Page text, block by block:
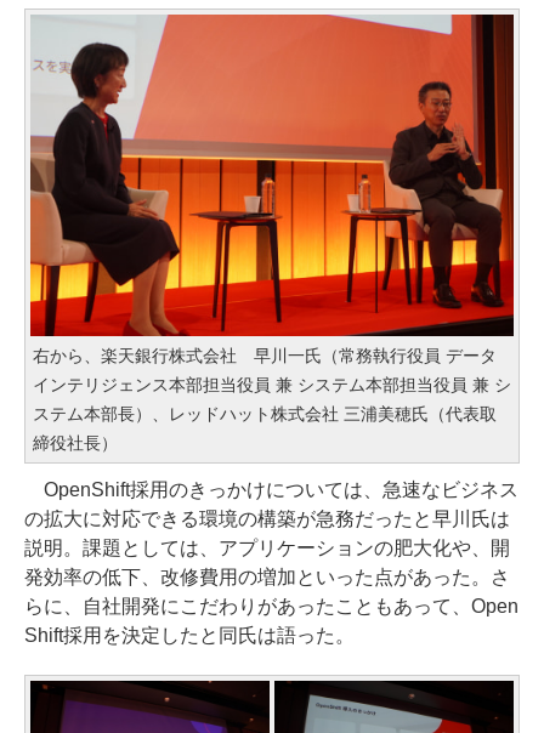
右から、楽天銀行株式会社 早川一氏（常務執行役員 データ
インテリジェンス本部担当役員 兼 システム本部担当役員 兼 シ
ステム本部長）、レッドハット株式会社 三浦美穂氏（代表取
締役社長）
OpenShift採用のきっかけについては、急速なビジネス
の拡大に対応できる環境の構築が急務だったと早川氏は
説明。課題としては、アプリケーションの肥大化や、開
発効率の低下、改修費用の増加といった点があった。さ
らに、自社開発にこだわりがあったこともあって、Open
Shift採用を決定したと同氏は語った。